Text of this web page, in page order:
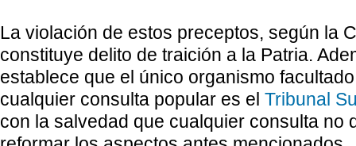
La violación de estos preceptos, según la
constituye delito de traición a la Patria.
establece que el único organismo
cualquier consulta popular es el Tribunal
con la salvedad que cualquier consulta no